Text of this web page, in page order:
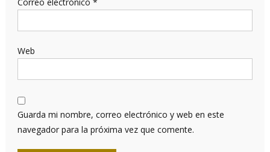
Correo electrónico *
Web
Guarda mi nombre, correo electrónico y web en este
navegador para la próxima vez que comente.